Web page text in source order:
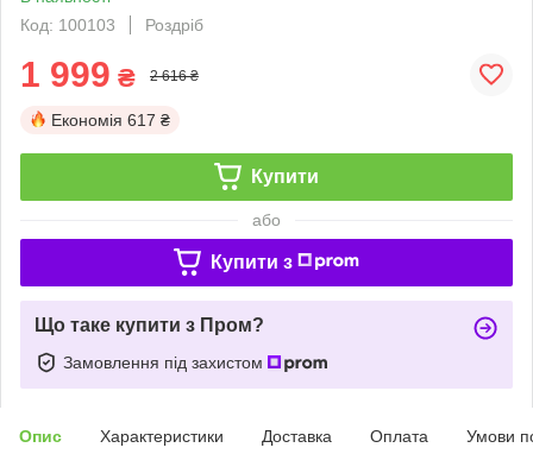
Код: 100103
Роздріб
1 999 ₴ 2 616 ₴
Економія 617 ₴
Купити
або
Купити з
Що таке купити з Пром?
Замовлення під захистом
Опис Характеристики Доставка Оплата Умови